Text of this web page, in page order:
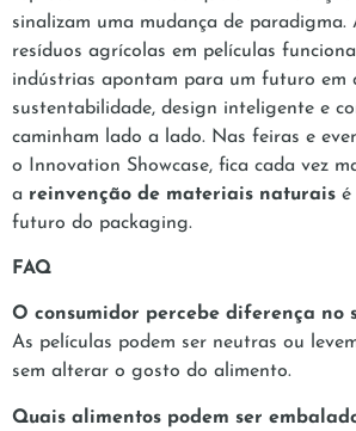
sinalizam uma mudança de
resíduos agrícolas em películas
indústrias apontam para um futuro em
sustentabilidade, design inteligente e
caminham lado a lado. Nas feiras e
o Innovation Showcase, fica cada vez
a reinvenção de materiais naturais é
futuro do packaging.
FAQ
O consumidor percebe diferença no
As películas podem ser neutras ou
sem alterar o gosto do alimento.
Quais alimentos podem ser